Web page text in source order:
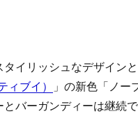
イリッシュなデザイン
ィブイ）
」の新色「ノー
バーガンディーは継続